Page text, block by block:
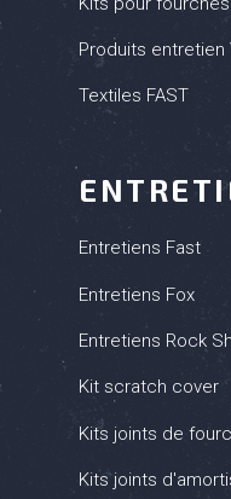
Produits entretien
Textiles FAST
Entretiens Fast
Entretiens Fox
Entretiens Rock
Kit scratch cover
Kits joints de
Kits joints